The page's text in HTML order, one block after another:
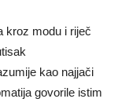
kroz modu i riječ
kao najjači
govorile istim